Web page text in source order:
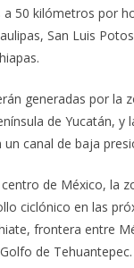
50 kilómetros por
San Luis
generadas por la
de Yucatán,
canal de baja
de México, la
ciclónico en las
frontera entre
de Tehuantepec.